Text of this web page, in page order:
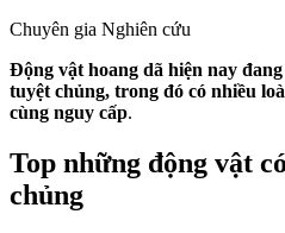
Chuyên gia Nghiên cứu
Động vật hoang dã hiện nay
tuyệt chủng, trong đó có nhiều
cùng nguy cấp.
Top những động vật
chủng